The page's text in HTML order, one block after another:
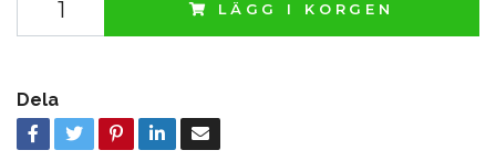
LÄGG I KORGEN
Dela